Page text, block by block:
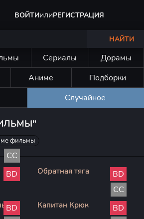
ВОЙТИилиРЕГИСТРАЦИЯ
НАЙТИ
Сериалы
Дорамы
Аниме
Подборки
Случайное
фильмы
CC
BD
Обратная тяга BD
BD Капитан Крюк
CC
BD